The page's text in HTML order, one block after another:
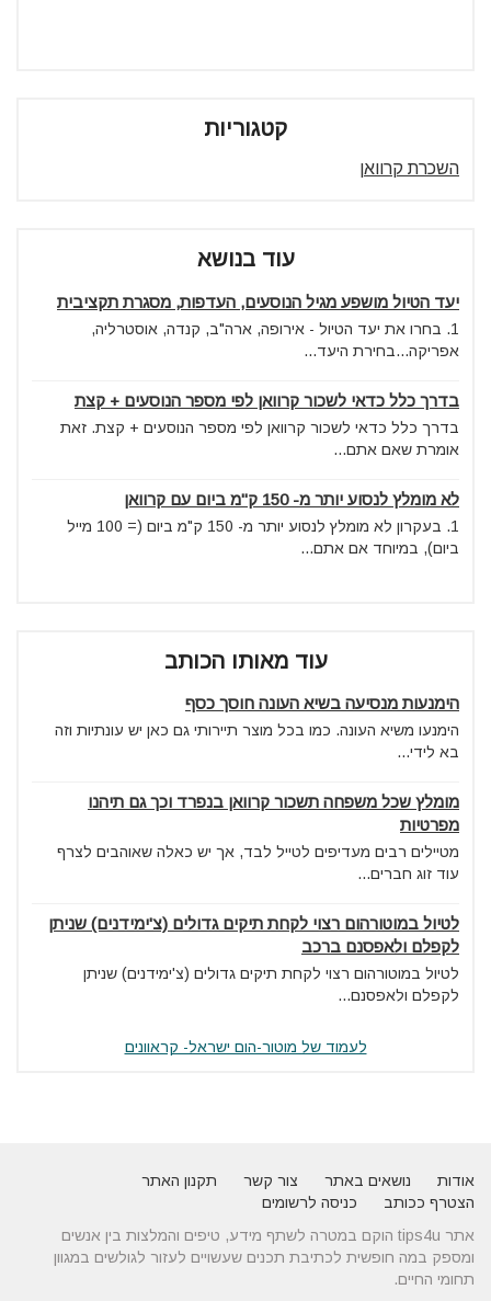
קטגוריות
השכרת קרוואן
עוד בנושא
יעד הטיול מושפע מגיל הנוסעים, העדפות, מסגרת תקציבית
1. בחרו את יעד הטיול - אירופה, ארה"ב, קנדה, אוסטרליה,
אפריקה...בחירת היעד...
בדרך כלל כדאי לשכור קרוואן לפי מספר הנוסעים + קצת
בדרך כלל כדאי לשכור קרוואן לפי מספר הנוסעים + קצת. זאת
אומרת שאם אתם...
לא מומלץ לנסוע יותר מ- 150 ק"מ ביום עם קרוואן
1. בעקרון לא מומלץ לנסוע יותר מ- 150 ק"מ ביום (= 100 מייל
ביום), במיוחד אם אתם...
עוד מאותו הכותב
הימנעות מנסיעה בשיא העונה חוסך כסף
הימנעו משיא העונה. כמו בכל מוצר תיירותי גם כאן יש עונתיות וזה
בא לידי...
מומלץ שכל משפחה תשכור קרוואן בנפרד וכך גם תיהנו
מפרטיות
מטיילים רבים מעדיפים לטייל לבד, אך יש כאלה שאוהבים לצרף
עוד זוג חברים...
לטיול במוטורהום רצוי לקחת תיקים גדולים (צ'ימידנים) שניתן
לקפלם ולאפסנם ברכב
לטיול במוטורהום רצוי לקחת תיקים גדולים (צ'ימידנים) שניתן
לקפלם ולאפסנם...
לעמוד של מוטור-הום ישראל- קראוונים
אודות נושאים באתר צור קשר
תקנון האתר
הצטרף ככותב
כניסה לרשומים
אתר tips4u הוקם במטרה לשתף מידע, טיפים והמלצות בין אנשים
ומספק במה חופשית לכתיבת תכנים שעשויים לעזור לגולשים במגוון
תחומי החיים.